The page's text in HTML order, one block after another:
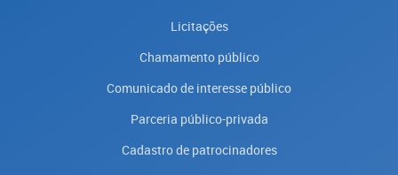
Licitações
Chamamento público
Comunicado de interesse público
Parceria público-privada
Cadastro de patrocinadores